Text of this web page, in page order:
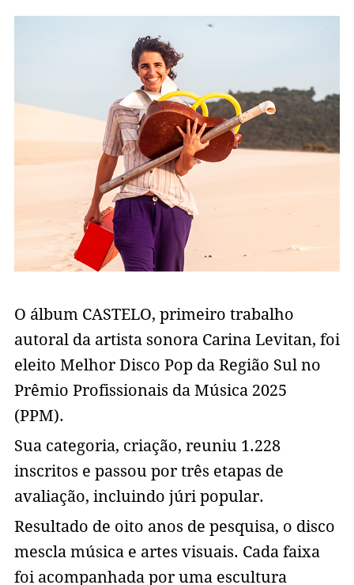
O álbum CASTELO, primeiro trabalho
autoral da artista sonora Carina Levitan, foi
eleito Melhor Disco Pop da Região Sul no
Prêmio Profissionais da Música 2025
(PPM).
Sua categoria, criação, reuniu 1.228
inscritos e passou por três etapas de
avaliação, incluindo júri popular.
Resultado de oito anos de pesquisa, o disco
mescla música e artes visuais. Cada faixa
foi acompanhada por uma escultura